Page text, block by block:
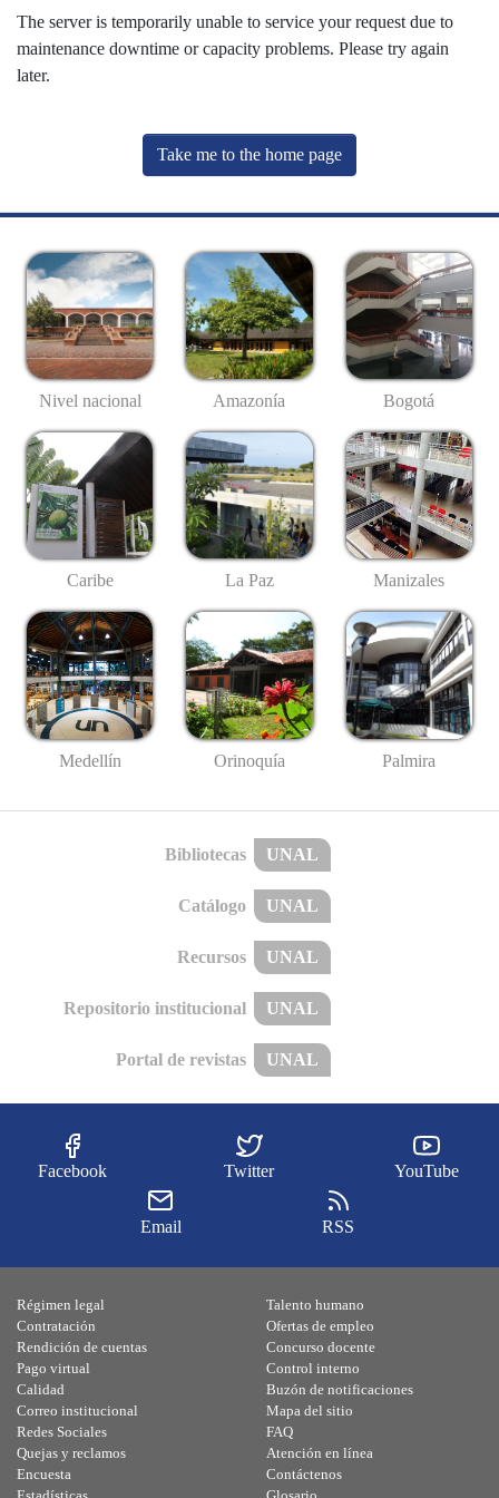
The server is temporarily unable to service your request due to
maintenance downtime or capacity problems. Please try again
later.
Take me to the home page
Nivel nacional Amazonía Bogotá
Caribe La Paz Manizales
Medellín Orinoquía Palmira
Bibliotecas UNAL
Catálogo UNAL
Recursos UNAL
Repositorio institucional UNAL
Portal de revistas UNAL
Facebook Twitter YouTube
Email RSS
Régimen legal
Contratación
Rendición de cuentas
Pago virtual
Calidad
Talento humano
Ofertas de empleo
Concurso docente
Control interno
Buzón de notificaciones
Correo institucional
Redes Sociales
Quejas y reclamos
Encuesta
Mapa del sitio
FAQ
Atención en línea
Contáctenos